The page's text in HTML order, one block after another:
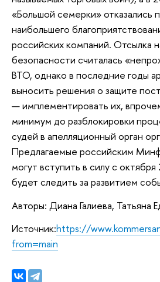
«Большой семерки» отказались
наибольшего
российских компаний. Отсылка
безопасности считалась
ВТО, однако в последние годы
выносить решения о защите
— имплементировать их,
минимум до разблокировки
судей в апелляционный орган
Предлагаемые российским
могут вступить в силу с
будет следить за развитием
Авторы: Диана Галиева, Татьяна
Источник:https://
from=main